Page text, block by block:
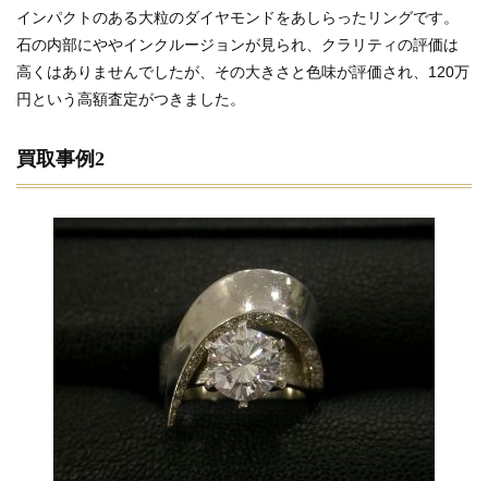
インパクトのある大粒のダイヤモンドをあしらったリングです。
石の内部にややインクルージョンが見られ、クラリティの評価は
高くはありませんでしたが、その大きさと色味が評価され、120万
円という高額査定がつきました。
買取事例2